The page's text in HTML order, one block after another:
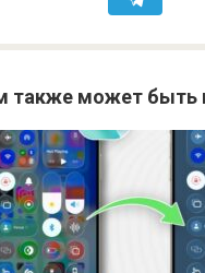
также может быть